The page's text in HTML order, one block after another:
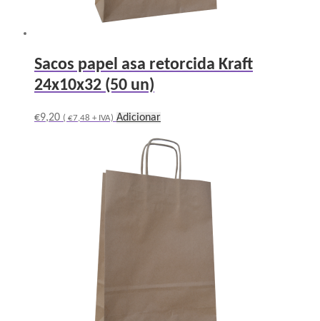
Sacos papel asa retorcida Kraft
24x10x32 (50 un)
€9,20 ( €7,48 + IVA) Adicionar